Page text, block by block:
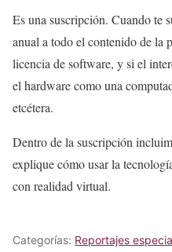
Es una suscripción. Cuando te
anual a todo el contenido de la
licencia de software, y si el
el hardware como una
etcétera.
Dentro de la suscripción
explique cómo usar la
con realidad virtual.
Categorías: Reportajes